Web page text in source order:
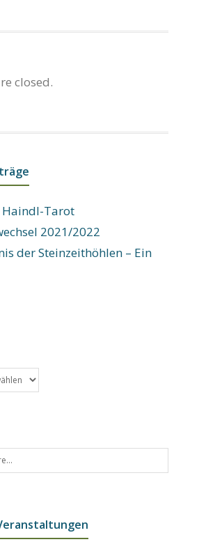
closed.
Haindl-Tarot
2021/2022
der Steinzeithöhlen – Ein